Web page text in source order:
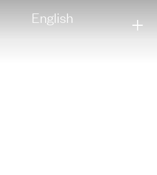
English +